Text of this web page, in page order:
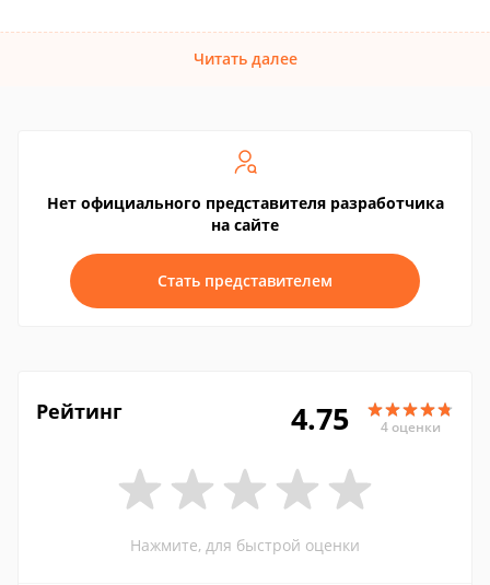
Читать далее
Нет официального представителя разработчика
на сайте
Стать представителем
Рейтинг 4.75 4 оценки
Нажмите, для быстрой оценки